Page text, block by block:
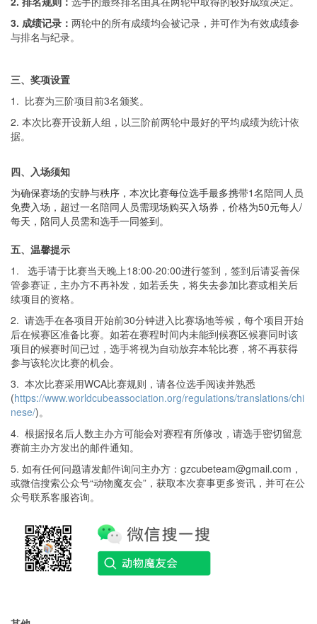
3. 成绩记录： 两轮中的所有成绩均会被记录，并可作为有效成绩参
与排名与纪录。
三、奖项设置
1. 比赛为三阶项目前3名颁奖。
2. 本次比赛开设新人组，以三阶前两轮中最好的平均成绩为统计依
据。
四、入场须知
为确保赛场的安静与秩序，本次比赛每位选手最多携带1名陪同人员
免费入场，超过一名陪同人员需现场购买入场券，价格为50元每人/
每天，陪同人员需和选手一同签到。
五、温馨提示
1. 选手请于比赛当天晚上18:00-20:00进行签到，签到后请妥善保
管参赛证，主办方不再补发，如若丢失，将失去参加比赛或相关后
续项目的资格。
2. 请选手在各项目开始前30分钟进入比赛场地等候，每个项目开始
后在候赛区准备比赛。如若在赛程时间内未能到候赛区候赛同时该
项目的候赛时间已过，选手将视为自动放弃本轮比赛，将不再获得
参与该轮次比赛的机会。
3. 本次比赛采用WCA比赛规则，请各位选手阅读并熟悉
(https://www.worldcubeassociation.org/regulations/translations/chi
nese/)。
4. 根据报名后人数主办方可能会对赛程有所修改，请选手密切留意
赛前主办方发出的邮件通知。
5. 如有任何问题请发邮件询问主办方：gzcubeteam@gmail.com，
或微信搜索公众号“动物魔友会”，获取本次赛事更多资讯，并可在公
众号联系客服咨询。